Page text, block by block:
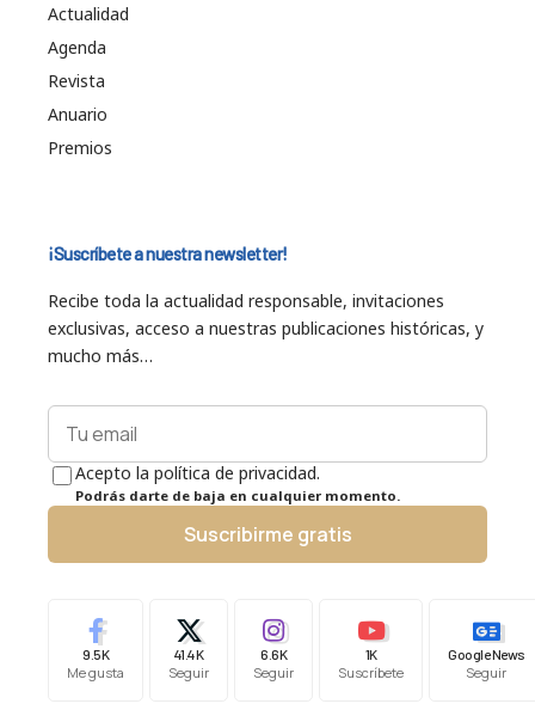
Actualidad
Agenda
Revista
Anuario
Premios
¡Suscríbete a nuestra newsletter!
Recibe toda la actualidad responsable, invitaciones
exclusivas, acceso a nuestras publicaciones históricas, y
mucho más…
Acepto la política de privacidad.
Podrás darte de baja en cualquier momento.
Suscribirme gratis
9.5K
Me gusta
41.4K
Seguir
6.6K
Seguir
1K
Suscríbete
Google News
Seguir